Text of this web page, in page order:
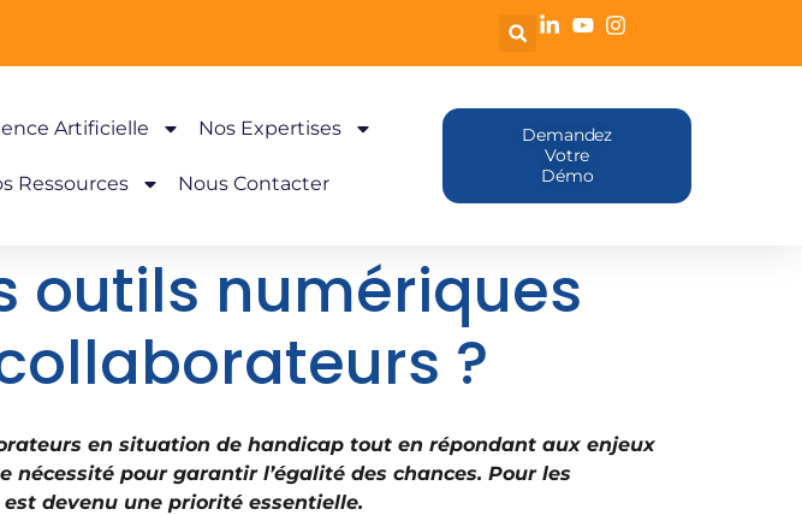
Artificielle Nos Expertises
Ressources Nous Contacter
Demandez
Votre
Démo
outils numériques
?
en situation de handicap tout en répondant aux enjeux
nécessité pour garantir l’égalité des chances. Pour les
devenu une priorité essentielle.